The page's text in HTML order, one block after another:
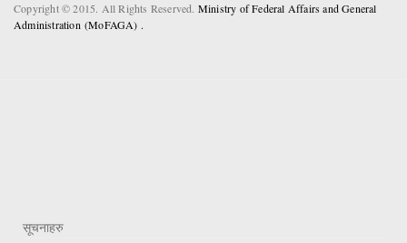
Copyright © 2015. All Rights Reserved. Ministry of Federal Affairs and General
Administration (MoFAGA) .
सूचनाहरु